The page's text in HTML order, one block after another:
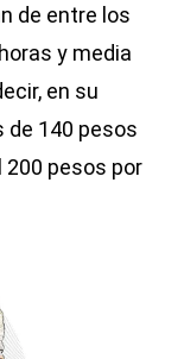
de entre los
y media
en su
de 140 pesos
200 pesos por